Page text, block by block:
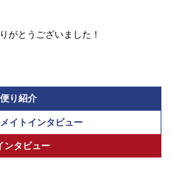
がとうございました！
り紹介
イトインタビュー
ンタビュー